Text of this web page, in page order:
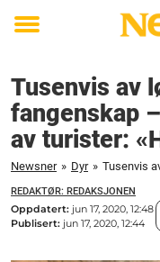
Toggle
Tusenvis av
fangenskap
av turister:
Newsner » Dyr »
REDAKTØR: REDAKSJONEN
Oppdatert: jun 17, 2020, 12:48
Publisert: jun 17, 2020, 12:44